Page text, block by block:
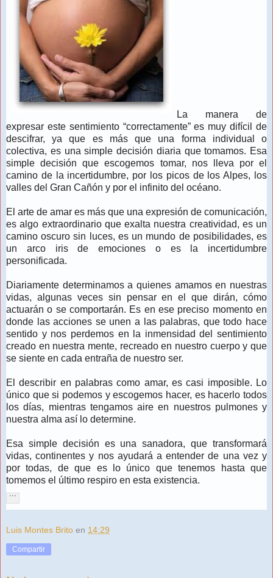
La manera de
expresar este sentimiento “correctamente” es muy difícil de
descifrar, ya que es más que una forma individual o
colectiva, es una simple decisión diaria que tomamos. Esa
simple decisión que escogemos tomar, nos lleva por el
camino de la incertidumbre, por los picos de los Alpes, los
valles del Gran Cañón y por el infinito del océano.
El arte de amar es más que una expresión de comunicación,
es algo extraordinario que exalta nuestra creatividad, es un
camino oscuro sin luces, es un mundo de posibilidades, es
un arco iris de emociones o es la incertidumbre
personificada.
Diariamente determinamos a quienes amamos en nuestras
vidas, algunas veces sin pensar en el que dirán, cómo
actuarán o se comportarán. Es en ese preciso momento en
donde las acciones se unen a las palabras, que todo hace
sentido y nos perdemos en la inmensidad del sentimiento
creado en nuestra mente, recreado en nuestro cuerpo y que
se siente en cada entraña de nuestro ser.
El describir en palabras como amar, es casi imposible. Lo
único que si podemos y escogemos hacer, es hacerlo todos
los días, mientras tengamos aire en nuestros pulmones y
nuestra alma así lo determine.
Esa simple decisión es una sanadora, que transformará
vidas, continentes y nos ayudará a entender de una vez y
por todas, de que es lo único que tenemos hasta que
tomemos el último respiro en esta existencia.
Luis Montes Brito en 14:29
Compartir